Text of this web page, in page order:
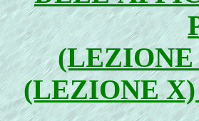
(LEZIONE
(LEZIONE X)